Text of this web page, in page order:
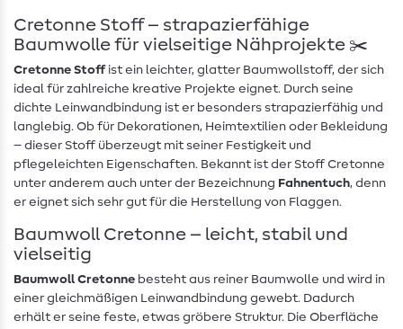
Cretonne Stoff – strapazierfähige
Baumwolle für vielseitige Nähprojekte ✂️
Cretonne Stoffist ein leichter, glatter Baumwollstoff, der sich
ideal für zahlreiche kreative Projekte eignet. Durch seine
dichte Leinwandbindung ist er besonders strapazierfähig und
langlebig. Ob für Dekorationen, Heimtextilien oder Bekleidung
– dieser Stoff überzeugt mit seiner Festigkeit und
pflegeleichten Eigenschaften. Bekannt ist der Stoff Cretonne
unter anderem auch unter der Bezeichnung Fahnentuch, denn
er eignet sich sehr gut für die Herstellung von Flaggen.
Baumwoll Cretonne – leicht, stabil und
vielseitig
Baumwoll Cretonne besteht aus reiner Baumwolle und wird in
einer gleichmäßigen Leinwandbindung gewebt. Dadurch
erhält er seine feste, etwas gröbere Struktur. Die Oberfläche